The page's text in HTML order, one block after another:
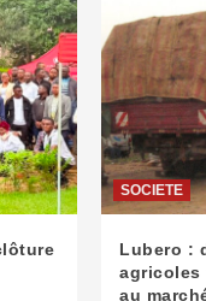
SOCIETE
Lubero :
agricoles
au